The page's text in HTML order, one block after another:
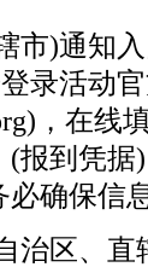
)通知入
录活动
，在线
报到凭
确保信
区、直